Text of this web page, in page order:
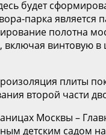
будет
парка
полотна
винтовую
плиты
второй части
Москвы –
детским садом